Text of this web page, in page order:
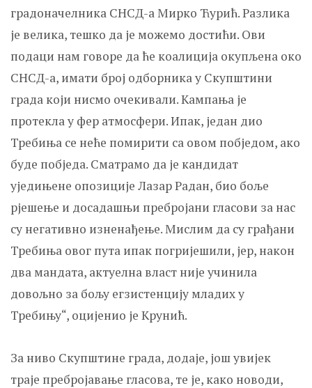
градоначелника СНСД-а Мирко Ћурић. Разлика
је велика, тешко да је можемо достићи. Ови
подаци нам говоре да ће коалиција окупљена око
СНСД-а, имати број одборника у Скупштини
града који нисмо очекивали. Кампања је
протекла у фер атмосфери. Ипак, један дио
Требиња се неће помирити са овом побједом, ако
буде побједа. Сматрамо да је кандидат
уједињене опозиције Лазар Радан, био боље
рјешење и досадашњи пребројани гласови за нас
су негативно изненађење. Мислим да су грађани
Требиња овог пута ипак погријешили, јер, након
два мандата, актуелна власт није учинила
довољно за бољу егзистенцију младих у
Требињу“, оцијенио је Крунић.
За ниво Скупштине града, додаје, још увијек
траје пребројавање гласова, те је, како новоди,